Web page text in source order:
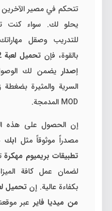
تتحكم في مصير الآخرين
يحلو لك. سواء كنت
للتدريب وصقل
بالقوة، فإن
إصدار يضمن لك
السرية والمثيرة
MOD المدمجة.
إن الحصول على هذه
مصدراً موثوقاً مثل ابك
تطبيقات بريميوم مهكرة
لضمان عمل كافة
بكفاءة عالية. إن
من ميديا فاير